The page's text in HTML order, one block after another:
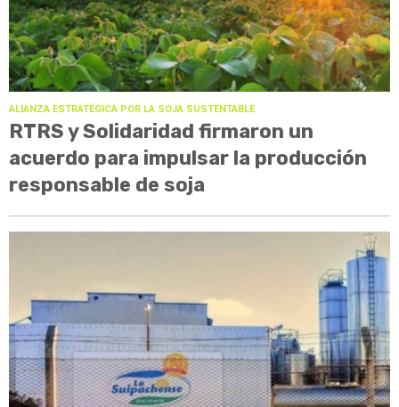
ALIANZA ESTRATÉGICA POR LA SOJA SUSTENTABLE
RTRS y Solidaridad firmaron un
acuerdo para impulsar la producción
responsable de soja